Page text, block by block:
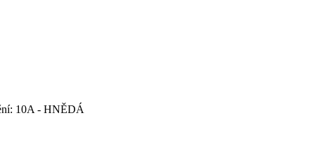
10A - HNĚDÁ